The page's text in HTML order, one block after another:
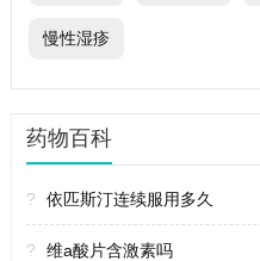
慢性湿疹
药物百科
? 依匹斯汀连续服用多久
? 维a酸片含激素吗